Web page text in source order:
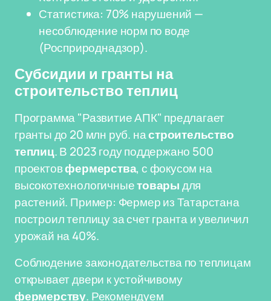
Статистика: 70% нарушений —
несоблюдение норм по воде
(Росприроднадзор).
Субсидии и гранты на
строительство теплиц
Программа "Развитие АПК" предлагает
гранты до 20 млн руб. настроительство
теплиц. В 2023 году поддержано 500
проектовфермерства, с фокусом на
высокотехнологичныетоварыдля
растений. Пример: Фермер из Татарстана
построил теплицу за счет гранта и увеличил
урожай на 40%.
Соблюдение законодательства по теплицам
открывает двери к устойчивому
фермерству. Рекомендуем